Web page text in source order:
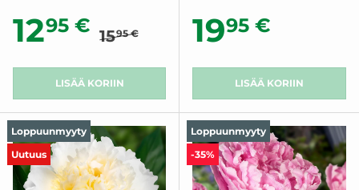
Alennushinta
1295 €
Normaalihinta
1595 €
LISÄÄ KORIIN
1995 €
LISÄÄ KORIIN
Loppuunmyyty
Uutuus
Loppuunmyyty
-35%